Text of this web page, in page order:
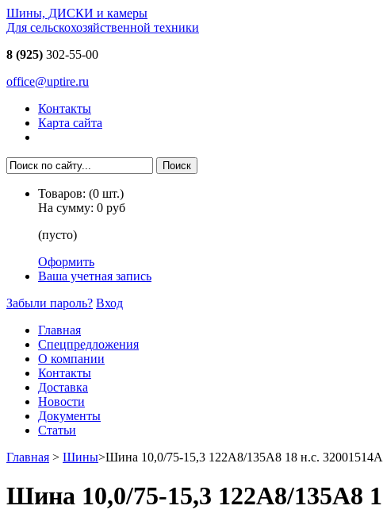
Шины, ДИСКИ и камеры
Для сельскохозяйственной техники
8 (925) 302-55-00
office@uptire.ru
Контакты
Карта сайта
Товаров: (0 шт.)
На сумму: 0 руб
(пусто)
Оформить
Ваша учетная запись
Забыли пароль? Вход
Главная
Спецпредложения
О компании
Контакты
Доставка
Новости
Документы
Статьи
Главная > Шины>Шина 10,0/75-15,3 122A8/135A8 18 н.с.
Шина 10,0/75-15,3 122A8/135A8